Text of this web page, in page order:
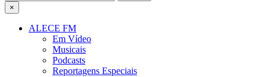
×
ALECE FM
Em Vídeo
Musicais
Podcasts
Reportagens Especiais